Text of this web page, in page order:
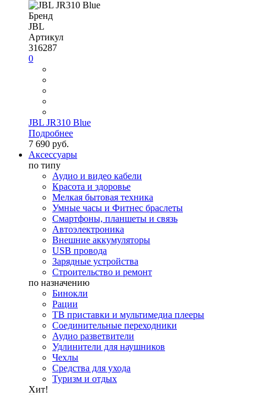
Бренд
JBL
Артикул
316287
0
JBL JR310 Blue
Подробнее
7 690 руб.
Аксессуары
по типу
Аудио и видео кабели
Красота и здоровье
Мелкая бытовая техника
Умные часы и Фитнес браслеты
Смартфоны, планшеты и связь
Автоэлектроника
Внешние аккумуляторы
USB провода
Зарядные устройства
Строительство и ремонт
по назначению
Бинокли
Рации
ТВ приставки и мультимедиа плееры
Соединительные переходники
Аудио разветвители
Удлинители для наушников
Чехлы
Средства для ухода
Туризм и отдых
Хит!